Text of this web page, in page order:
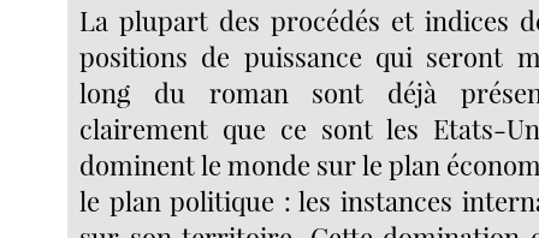
La plupart des procédés et indices
positions de puissance qui seront
long du roman sont déjà
clairement que ce sont les Etats-
dominent le monde sur le plan
le plan politique : les instances